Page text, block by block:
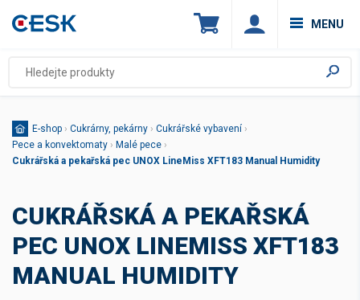
MENU
E-shop › Cukrárny, pekárny › Cukrářské vybavení ›
Pece a konvektomaty › Malé pece ›
Cukrářská a pekařská pec UNOX LineMiss XFT183 Manual Humidity
CUKRÁŘSKÁ A PEKAŘSKÁ
PEC UNOX LINEMISS XFT183
MANUAL HUMIDITY